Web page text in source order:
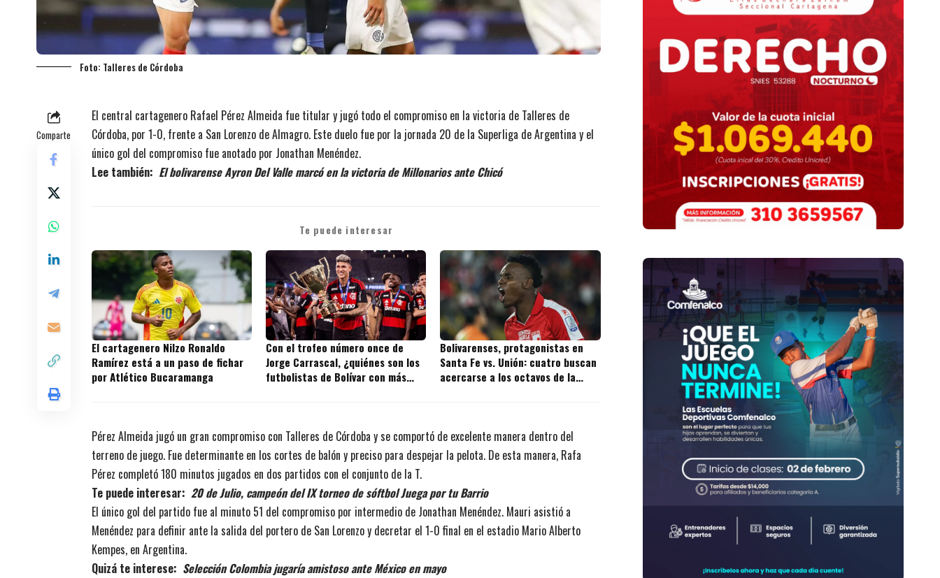
Foto: Talleres de Córdoba
Comparte
El central cartagenero Rafael Pérez Almeida fue titular y jugó todo el compromiso en la victoria de Talleres de
Córdoba, por 1-0, frente a San Lorenzo de Almagro. Este duelo fue por la jornada 20 de la Superliga de Argentina y el
único gol del compromiso fue anotado por Jonathan Menéndez.
Lee también: El bolivarense Ayron Del Valle marcó en la victoria de Millonarios ante Chicó
Te puede interesar
El cartagenero Nilzo Ronaldo
Ramírez está a un paso de fichar
por Atlético Bucaramanga
Con el trofeo número once de
Jorge Carrascal, ¿quiénes son los
futbolistas de Bolívar con más
Bolivarenses, protagonistas en
Santa Fe vs. Unión: cuatro buscan
acercarse a los octavos de la
Pérez Almeida jugó un gran compromiso con Talleres de Córdoba y se comportó de excelente manera dentro del
terreno de juego. Fue determinante en los cortes de balón y preciso para despejar la pelota. De esta manera, Rafa
Pérez completó 180 minutos jugados en dos partidos con el conjunto de la T.
Te puede interesar: 20 de Julio, campeón del IX torneo de sóftbol Juega por tu Barrio
El único gol del partido fue al minuto 51 del compromiso por intermedio de Jonathan Menéndez. Mauri asistió a
Menéndez para definir ante la salida del portero de San Lorenzo y decretar el 1-0 final en el estadio Mario Alberto
Kempes, en Argentina.
Quizá te interese: Selección Colombia jugaría amistoso ante México en mayo